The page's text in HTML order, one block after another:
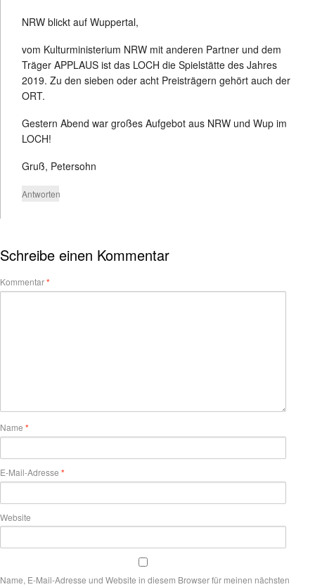
NRW blickt auf Wuppertal,
vom Kulturministerium NRW mit anderen Partner und dem
Träger APPLAUS ist das LOCH die Spielstätte des Jahres
2019. Zu den sieben oder acht Preisträgern gehört auch der
ORT.
Gestern Abend war großes Aufgebot aus NRW und Wup im
LOCH!
Gruß, Petersohn
Antworten
Schreibe einen Kommentar
Kommentar*
Name *
E-Mail-Adresse *
Website
Name, E-Mail-Adresse und Website in diesem Browser für meinen nächsten